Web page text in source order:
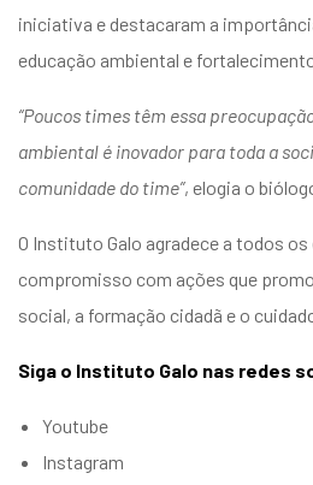
iniciativa e destacaram a
educação ambiental e
“Poucos times têm essa
ambiental é inovador para toda a
comunidade do time”, elogia o
O Instituto Galo agradece a todos
compromisso com ações que
social, a formação cidadã e o
Siga o Instituto Galo nas redes
Youtube
Instagram